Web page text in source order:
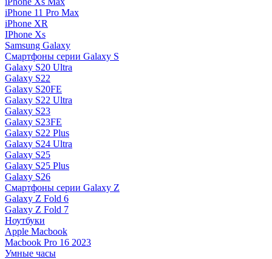
iPhone 11 Pro Max
iPhone XR
IPhone Xs
Samsung Galaxy
Смартфоны серии Galaxy S
Galaxy S20 Ultra
Galaxy S22
Galaxy S20FE
Galaxy S22 Ultra
Galaxy S23
Galaxy S23FE
Galaxy S22 Plus
Galaxy S24 Ultra
Galaxy S25
Galaxy S25 Plus
Galaxy S26
Смартфоны серии Galaxy Z
Galaxy Z Fold 6
Galaxy Z Fold 7
Ноутбуки
Apple Macbook
Macbook Pro 16 2023
Умные часы